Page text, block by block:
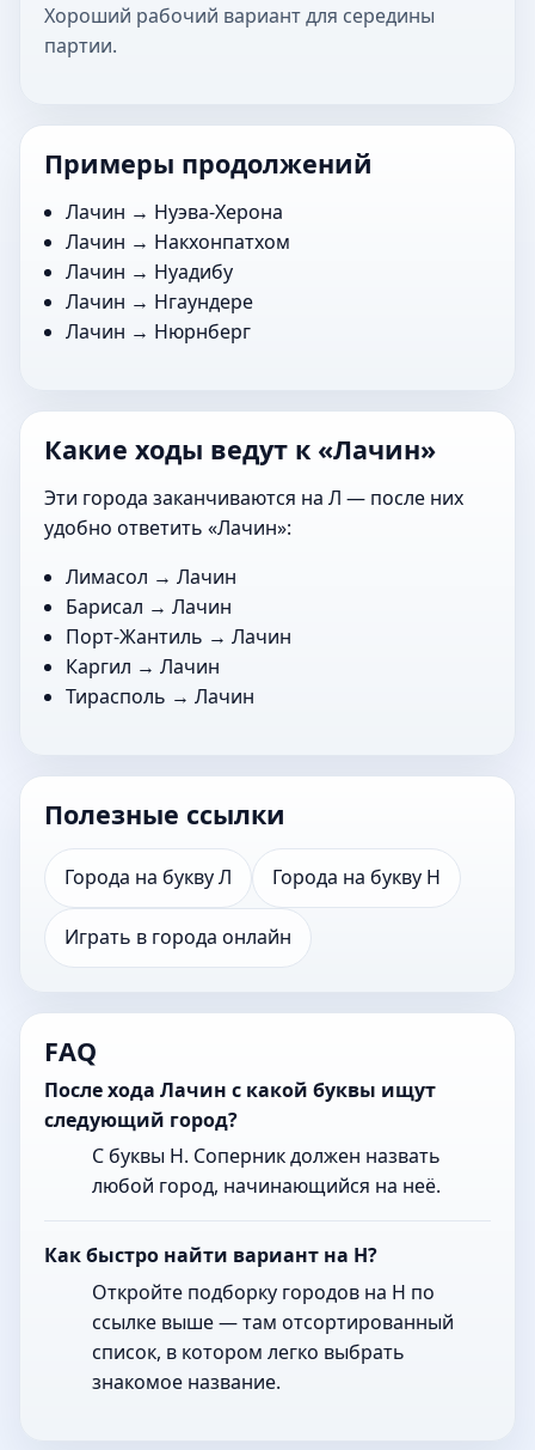
Хороший рабочий вариант для середины
партии.
Примеры продолжений
Лачин → Нуэва-Херона
Лачин → Накхонпатхом
Лачин → Нуадибу
Лачин → Нгаундере
Лачин → Нюрнберг
Какие ходы ведут к «Лачин»
Эти города заканчиваются на Л — после них
удобно ответить «Лачин»:
Лимасол → Лачин
Барисал → Лачин
Порт-Жантиль → Лачин
Каргил → Лачин
Тирасполь → Лачин
Полезные ссылки
Города на букву Л Города на букву Н
Играть в города онлайн
FAQ
После хода Лачин с какой буквы ищут
следующий город?
С буквы Н. Соперник должен назвать
любой город, начинающийся на неё.
Как быстро найти вариант на Н?
Откройте подборку городов на Н по
ссылке выше — там отсортированный
список, в котором легко выбрать
знакомое название.